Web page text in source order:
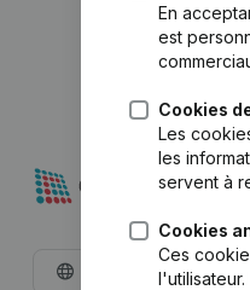
En
est
Cookies
Les
les
servent à
Cookies
Ces
Français